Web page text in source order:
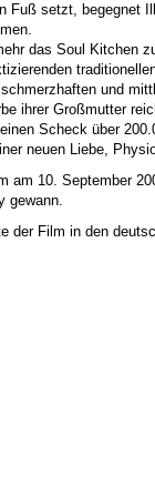
Fuß setzt, begegnet
das Soul Kitchen
und
ihrer Großmutter
Scheck über
neuen Liebe,
am 10. September
gewann.
der Film in den